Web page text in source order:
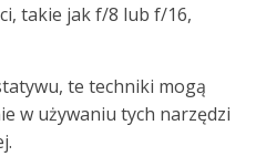
takie jak f/8 lub f/16,
te techniki mogą
w używaniu tych narzędzi